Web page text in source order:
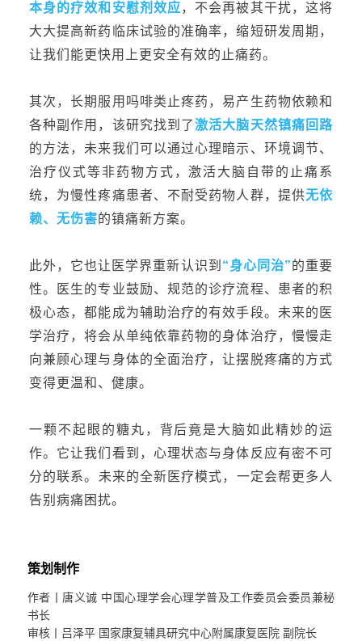
本身的疗效和安慰剂效应，不会再被其干扰，这将
大大提高新药临床试验的准确率，缩短研发周期，
让我们能更快用上更安全有效的止痛药。
其次，长期服用吗啡类止疼药，易产生药物依赖和
各种副作用，该研究找到了激活大脑天然镇痛回路
的方法，未来我们 可以通过心理暗示、环境调节、
治疗仪式等非药物方式，激活大脑自带的止痛系
统，为慢性疼痛患者、不耐受药物人群，提供无依
赖、无伤害的镇痛新方案。
此外，它也让医学界重新认识到 “身心同治”的重要
性。医生的专业鼓励、规范的诊疗流程、患者的积
极心态，都能成为辅助治疗的有效手段。未来的医
学治疗，将会从单纯依靠药物的身体治疗，慢慢走
向兼顾心理与身体的全面治疗，让摆脱疼痛的方式
变得更温和、健康。
一颗不起眼的糖丸，背后竟 是大脑如此精妙的运
作。它让我们看到，心理状态与身体反应有密不可
分的联系。 未来的全新 医疗模式， 一定会帮更多人
告别病痛困扰。
策划制作
作者丨唐义诚 中国心理学会心理学普及工作委员会委员兼秘
书长
审核丨吕泽平 国家康复辅具研究中心附属康复医院 副院长